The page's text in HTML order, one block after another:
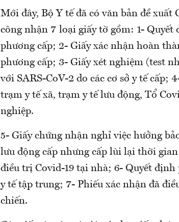
Mới đây, Bộ Y tế đã có văn bản đề
công nhận 7 loại giấy tờ gồm: 1-
phương cấp; 2- Giấy xác nhận hoàn
phương cấp; 3- Giấy xét nghiệm (test
với SARS-CoV-2 do các cơ sở y tế cấp;
trạm y tế xã, trạm y tế lưu động, Tổ
nghiệp.
5- Giấy chứng nhận nghỉ việc hưởng
lưu động cấp nhưng cấp lùi lại thời
điều trị Covid-19 tại nhà; 6- Quyết định
y tế tập trung; 7- Phiếu xác nhận đã
chiến.